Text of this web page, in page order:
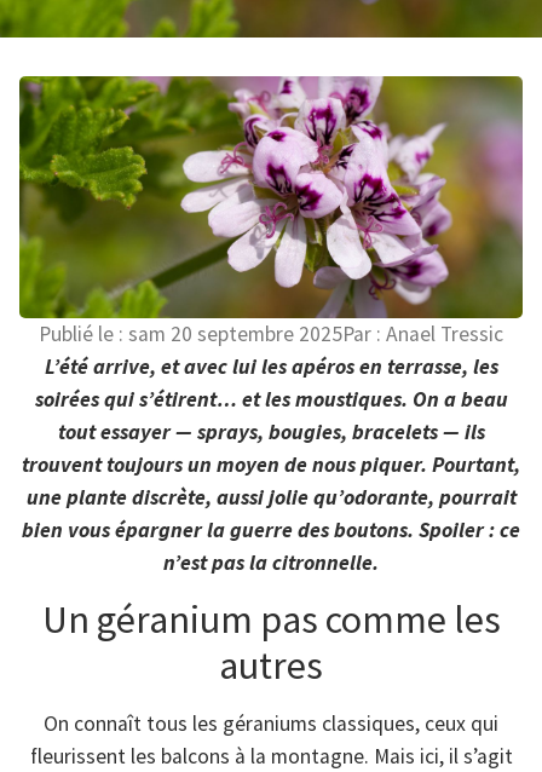
Publié le : sam 20 septembre 2025Par : Anael Tressic
L’été arrive, et avec lui les apéros en terrasse, les
soirées qui s’étirent… et les moustiques. On a beau
tout essayer — sprays, bougies, bracelets — ils
trouvent toujours un moyen de nous piquer. Pourtant,
une plante discrète, aussi jolie qu’odorante, pourrait
bien vous épargner la guerre des boutons. Spoiler : ce
n’est pas la citronnelle.
Un géranium pas comme les
autres
On connaît tous les géraniums classiques, ceux qui
fleurissent les balcons à la montagne. Mais ici, il s’agit